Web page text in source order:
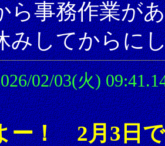
ら事務作業が
みしてから
02/03(火)
ー！ 2月3日